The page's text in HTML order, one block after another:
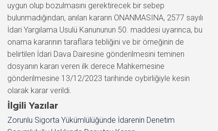
uygun olup bozulmasını gerektirecek bir sebep
bulunmadığından, anılan kararın ONANMASINA, 2577 sayılı
İdari Yargılama Usulü Kanununun 50. maddesi uyarınca, bu
onama kararının taraflara tebliğini ve bir örneğinin de
belirtilen İdari Dava Dairesine gönderilmesini teminen
dosyanın kararı veren ilk derece Mahkemesine
gönderilmesine 13/12/2023 tarihinde oybirliğiyle kesin
olarak karar verildi.
İlgili Yazılar
Zorunlu Sigorta Yükümlülüğünde İdarenin Denetim